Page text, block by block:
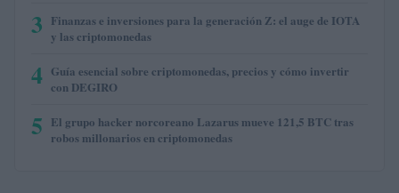
3 Finanzas e inversiones para la generación Z: el auge de IOTA
y las criptomonedas
4 Guía esencial sobre criptomonedas, precios y cómo invertir
con DEGIRO
5 El grupo hacker norcoreano Lazarus mueve 121,5 BTC tras
robos millonarios en criptomonedas